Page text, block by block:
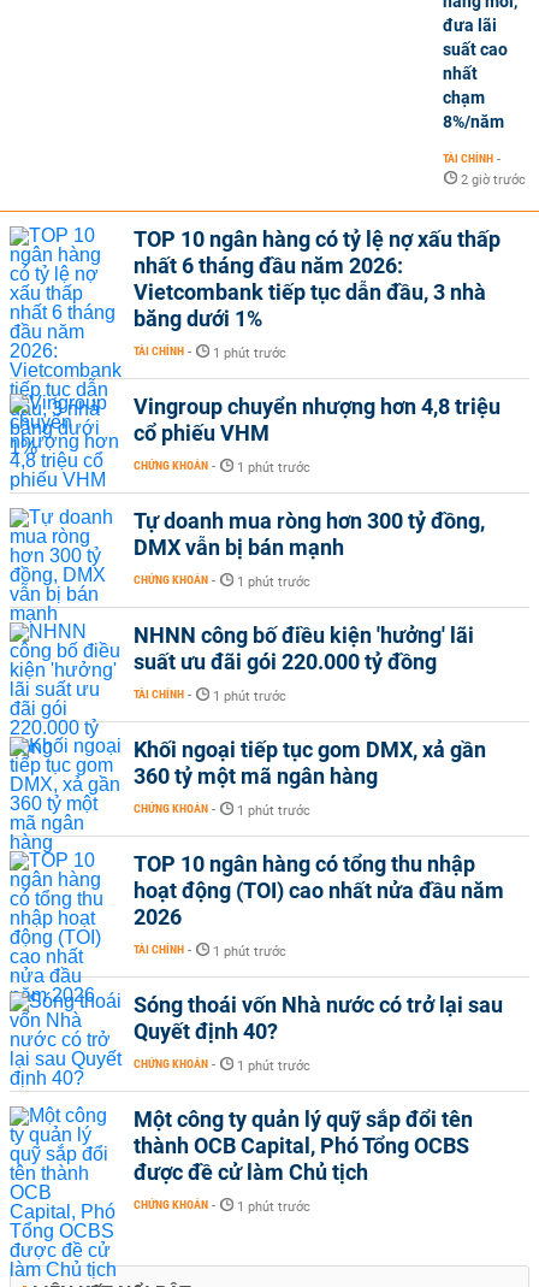
đưa lãi
suất cao
nhất
chạm
8%/năm
TÀI CHÍNH -
2 giờ trước
TOP 10 ngân hàng có tỷ lệ nợ xấu thấp
nhất 6 tháng đầu năm 2026:
Vietcombank tiếp tục dẫn đầu, 3 nhà
băng dưới 1%
TÀI CHÍNH - 1 phút trước
Vingroup chuyển nhượng hơn 4,8 triệu
cổ phiếu VHM
CHỨNG KHOÁN - 1 phút trước
Tự doanh mua ròng hơn 300 tỷ đồng,
DMX vẫn bị bán mạnh
CHỨNG KHOÁN - 1 phút trước
NHNN công bố điều kiện 'hưởng' lãi
suất ưu đãi gói 220.000 tỷ đồng
TÀI CHÍNH - 1 phút trước
Khối ngoại tiếp tục gom DMX, xả gần
360 tỷ một mã ngân hàng
CHỨNG KHOÁN - 1 phút trước
TOP 10 ngân hàng có tổng thu nhập
hoạt động (TOI) cao nhất nửa đầu năm
2026
TÀI CHÍNH - 1 phút trước
Sóng thoái vốn Nhà nước có trở lại sau
Quyết định 40?
CHỨNG KHOÁN - 1 phút trước
Một công ty quản lý quỹ sắp đổi tên
thành OCB Capital, Phó Tổng OCBS
được đề cử làm Chủ tịch
CHỨNG KHOÁN - 1 phút trước